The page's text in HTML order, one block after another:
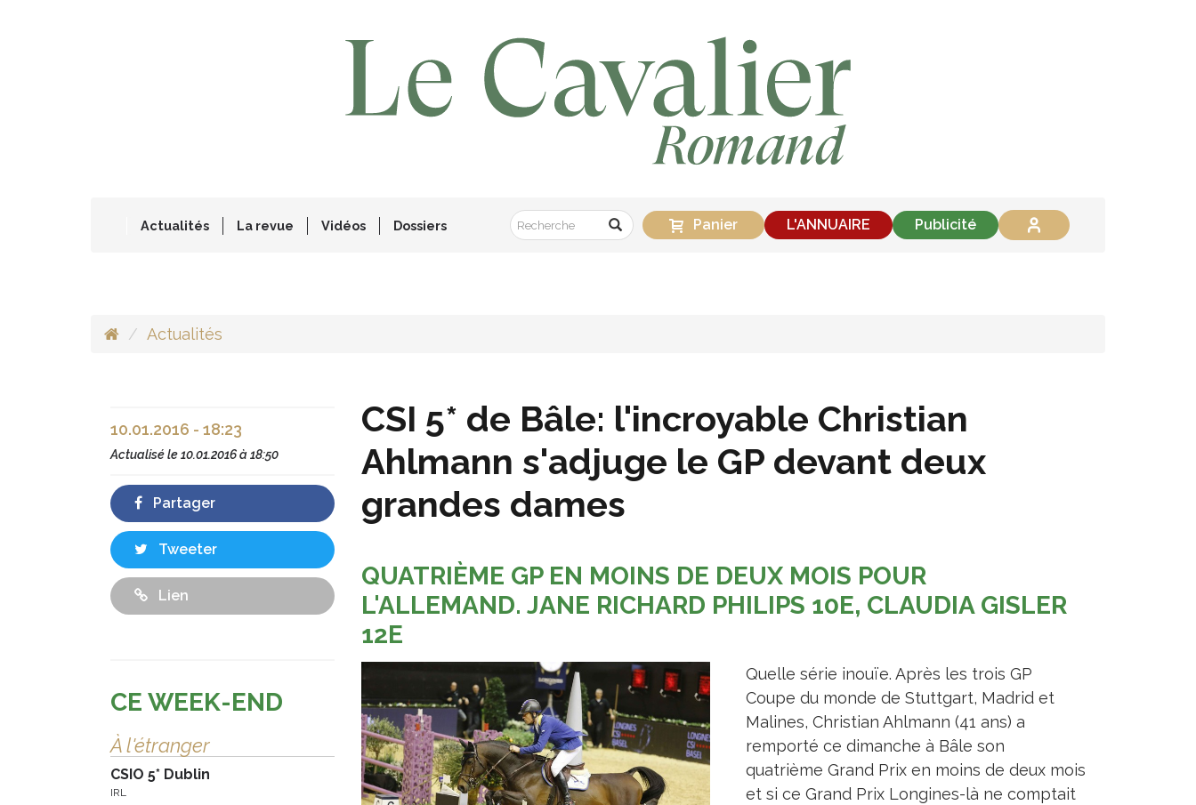
Actualités La revue Vidéos Dossiers Panier L'ANNUAIRE Publicité
Actualités
CSI 5* de Bâle: l'incroyable Christian
Ahlmann s'adjuge le GP devant deux
grandes dames
QUATRIÈME GP EN MOINS DE DEUX MOIS POUR
L'ALLEMAND. JANE RICHARD PHILIPS 10E, CLAUDIA GISLER
12E
Quelle série inouïe. Après les trois GP
Coupe du monde de Stuttgart, Madrid et
Malines, Christian Ahlmann (41 ans) a
remporté ce dimanche à Bâle son
quatrième Grand Prix en moins de deux mois
et si ce Grand Prix Longines-là ne comptait
10.01.2016 - 18:23
Actualisé le10.01.2016 à 18:50
Partager
Tweeter
Lien
CE WEEK-END
À l'étranger
CSIO 5* Dublin
IRL